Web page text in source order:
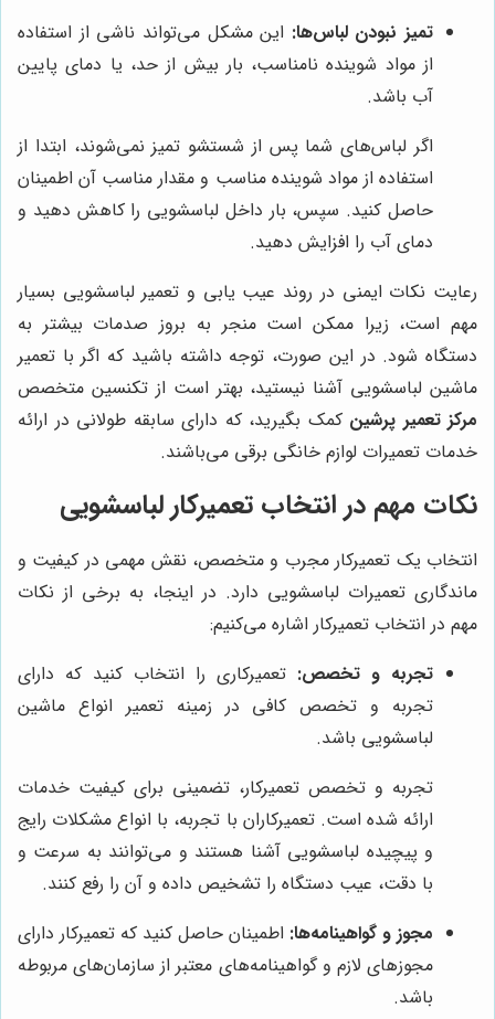
تمیز نبودن لباس‌ها: این مشکل می‌تواند ناشی از استفاده
از مواد شوینده نامناسب، بار بیش از حد، یا دمای پایین
آب باشد.
اگر لباس‌های شما پس از شستشو تمیز نمی‌شوند، ابتدا از
استفاده از مواد شوینده مناسب و مقدار مناسب آن اطمینان
حاصل کنید. سپس، بار داخل لباسشویی را کاهش دهید و
دمای آب را افزایش دهید.
رعایت نکات ایمنی در روند عیب یابی و تعمیر لباسشویی بسیار
مهم است، زیرا ممکن است منجر به بروز صدمات بیشتر به
دستگاه شود. در این صورت، توجه داشته باشید که اگر با تعمیر
ماشین لباسشویی آشنا نیستید، بهتر است از تکنسین متخصص
مرکز تعمیر پرشین کمک بگیرید، که دارای سابقه طولانی در ارائه
خدمات تعمیرات لوازم خانگی برقی می‌باشند.
نکات مهم در انتخاب تعمیرکار لباسشویی
انتخاب یک تعمیرکار مجرب و متخصص، نقش مهمی در کیفیت و
ماندگاری تعمیرات لباسشویی دارد. در اینجا، به برخی از نکات
مهم در انتخاب تعمیرکار اشاره می‌کنیم:
تجربه و تخصص: تعمیرکاری را انتخاب کنید که دارای
تجربه و تخصص کافی در زمینه تعمیر انواع ماشین
لباسشویی باشد.
تجربه و تخصص تعمیرکار، تضمینی برای کیفیت خدمات
ارائه شده است. تعمیرکاران با تجربه، با انواع مشکلات رایج
و پیچیده لباسشویی آشنا هستند و می‌توانند به سرعت و
با دقت، عیب دستگاه را تشخیص داده و آن را رفع کنند.
مجوز و گواهینامه‌ها: اطمینان حاصل کنید که تعمیرکار دارای
مجوزهای لازم و گواهینامه‌های معتبر از سازمان‌های مربوطه
باشد.